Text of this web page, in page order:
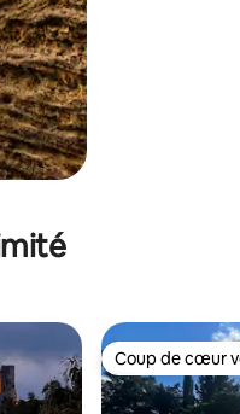
Coup de cœur
Coup de cœur